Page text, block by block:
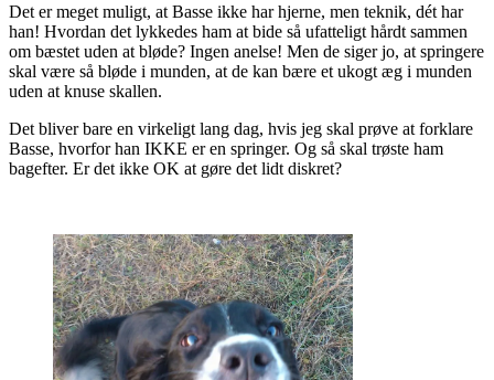
Det er meget muligt, at Basse ikke har hjerne, men teknik, dét har
han! Hvordan det lykkedes ham at bide så ufatteligt hårdt sammen
om bæstet uden at bløde? Ingen anelse! Men de siger jo, at springere
skal være så bløde i munden, at de kan bære et ukogt æg i munden
uden at knuse skallen.
Det bliver bare en virkeligt lang dag, hvis jeg skal prøve at forklare
Basse, hvorfor han IKKE er en springer. Og så skal trøste ham
bagefter. Er det ikke OK at gøre det lidt diskret?